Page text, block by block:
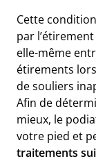
Cette
par
elle-même
étirements
de souliers
Afin de
mieux, le
votre pied et
traitements